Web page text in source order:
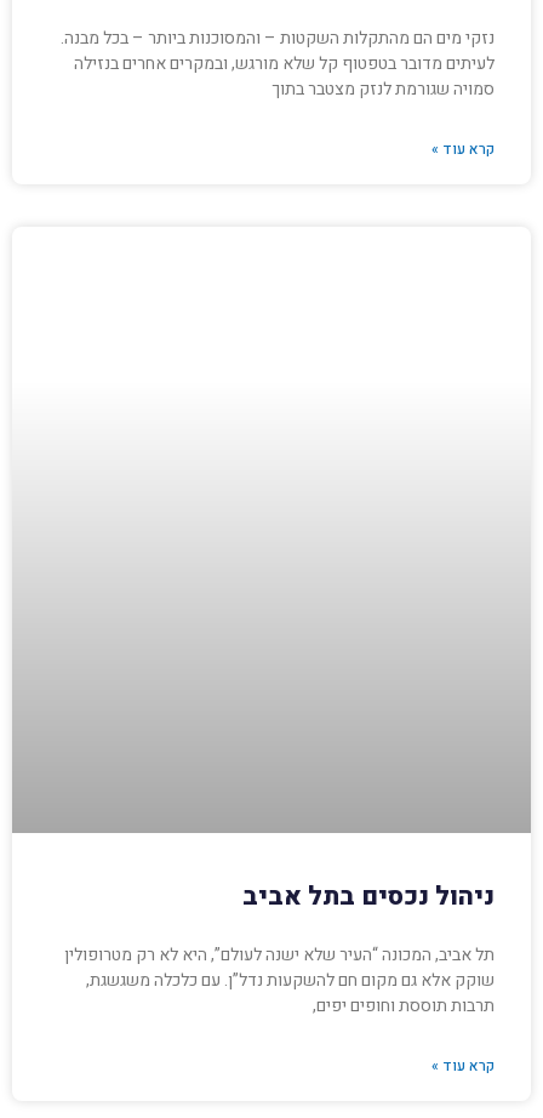
נזקי מים הם מהתקלות השקטות – והמסוכנות ביותר – בכל מבנה.
לעיתים מדובר בטפטוף קל שלא מורגש, ובמקרים אחרים בנזילה
סמויה שגורמת לנזק מצטבר בתוך
קרא עוד »
ניהול נכסים בתל אביב
תל אביב, המכונה “העיר שלא ישנה לעולם”, היא לא רק מטרופולין
שוקק אלא גם מקום חם להשקעות נדל”ן. עם כלכלה משגשגת,
תרבות תוססת וחופים יפים,
קרא עוד »